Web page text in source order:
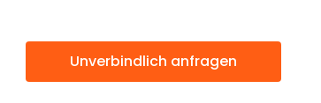
Unverbindlich anfragen